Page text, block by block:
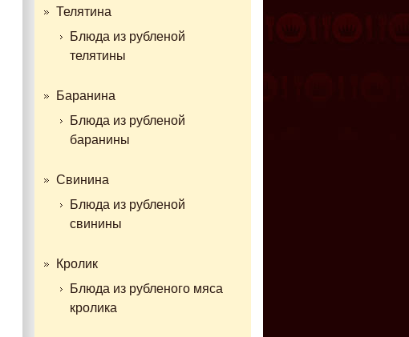
Телятина
Блюда из рубленой
телятины
Баранина
Блюда из рубленой
баранины
Свинина
Блюда из рубленой
свинины
Кролик
Блюда из рубленого мяса
кролика